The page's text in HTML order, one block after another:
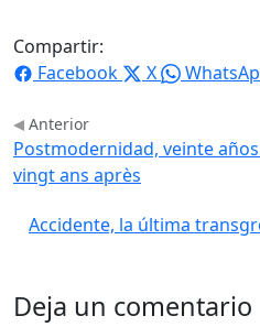
Compartir:
Facebook
X
Anterior
Postmodernidad, veinte
vingt ans après
Accidente, la última
Deja un comentario